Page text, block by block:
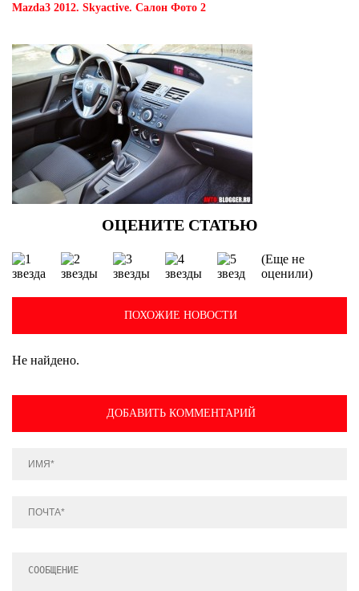
Mazda3 2012. Skyactive. Салон Фото 2
(Еще не
оценили)
ПОХОЖИЕ НОВОСТИ
Не найдено.
ДОБАВИТЬ КОММЕНТАРИЙ